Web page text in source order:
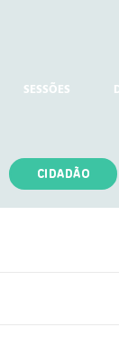
SESSÕES
CIDADÃO